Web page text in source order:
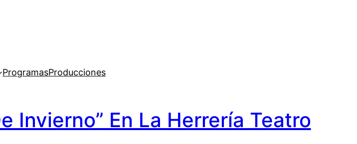
ProgramasProducciones
Invierno” En La Herrería Teatro